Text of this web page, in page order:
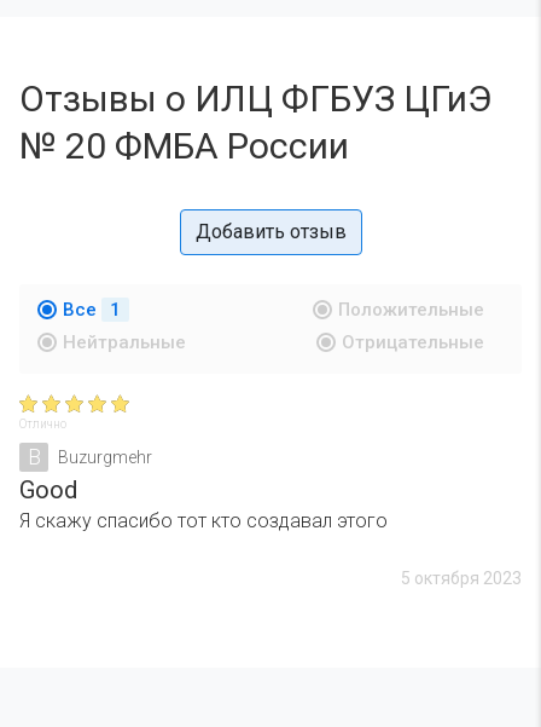
Отзывы о ИЛЦ ФГБУЗ ЦГиЭ
№ 20 ФМБА России
Добавить отзыв
Все 1
Положительные
Нейтральные
Отрицательные
Отлично
B Buzurgmehr
Good
Я скажу спасибо тот кто создавал этого
5 октября 2023